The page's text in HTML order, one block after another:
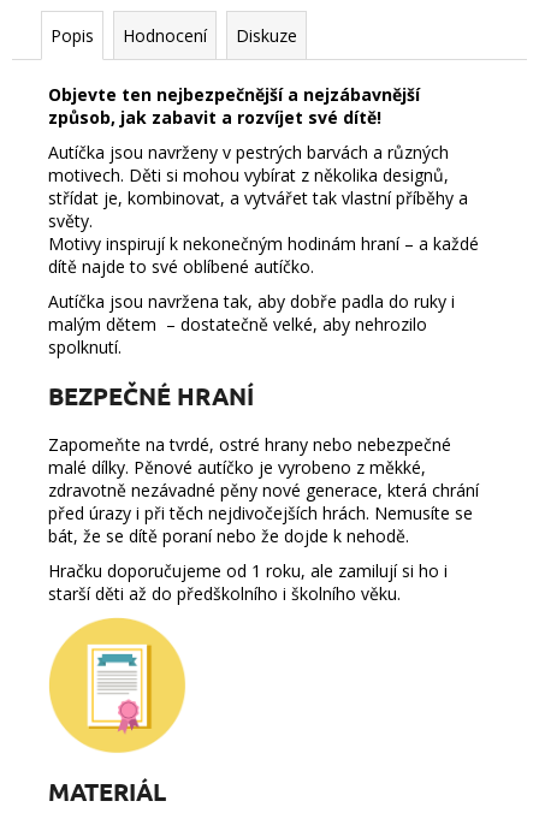
Popis Hodnocení Diskuze
Objevte ten nejbezpečnější a nejzábavnější
způsob, jak zabavit a rozvíjet své dítě!
Autíčka jsou navrženy v pestrých barvách a různých
motivech. Děti si mohou vybírat z několika designů,
střídat je, kombinovat, a vytvářet tak vlastní příběhy a
světy.
Motivy inspirují k nekonečným hodinám hraní – a každé
dítě najde to své oblíbené autíčko.
Autíčka jsou navržena tak, aby dobře padla do ruky i
malým dětem – dostatečně velké, aby nehrozilo
spolknutí.
BEZPEČNÉ HRANÍ
Zapomeňte na tvrdé, ostré hrany nebo nebezpečné
malé dílky. Pěnové autíčko je vyrobeno z měkké,
zdravotně nezávadné pěny nové generace, která chrání
před úrazy i při těch nejdivočejších hrách. Nemusíte se
bát, že se dítě poraní nebo že dojde k nehodě.
Hračku doporučujeme od 1 roku, ale zamilují si ho i
starší děti až do předškolního i školního věku.
MATERIÁL